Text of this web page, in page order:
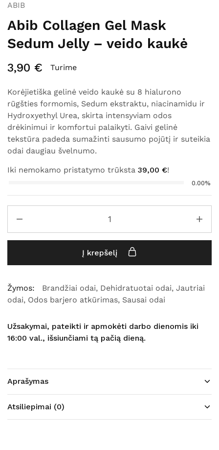
ABIB
Abib Collagen Gel Mask
Sedum Jelly – veido kaukė
3,90 € Turime
Korėjietiška gelinė veido kaukė su 8 hialurono
rūgšties formomis, Sedum ekstraktu, niacinamidu ir
Hydroxyethyl Urea, skirta intensyviam odos
drėkinimui ir komfortui palaikyti. Gaivi gelinė
tekstūra padeda sumažinti sausumo pojūtį ir suteikia
odai daugiau švelnumo.
Iki nemokamo pristatymo trūksta 39,00 €!
0.00%
Į krepšelį
Žymos: Brandžiai odai, Dehidratuotai odai, Jautriai
odai, Odos barjero atkūrimas, Sausai odai
Užsakymai, pateikti ir apmokėti darbo dienomis iki
16:00 val., išsiunčiami tą pačią dieną.
Aprašymas
Atsiliepimai (0)